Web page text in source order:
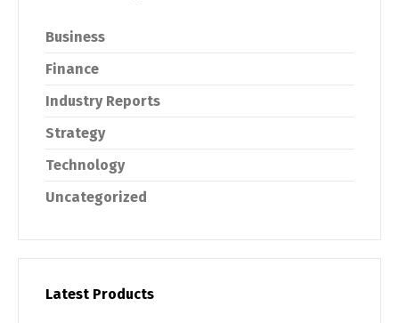
Business
Finance
Industry Reports
Strategy
Technology
Uncategorized
Latest Products